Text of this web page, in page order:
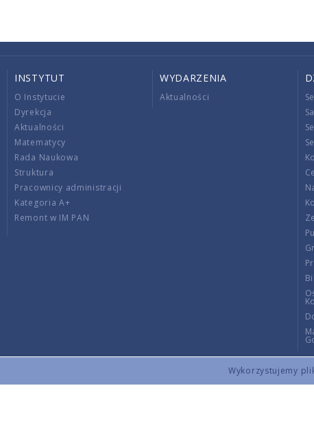
Wykorzystujemy
INSTYTUT
O Instytucie
Dyrekcja
Aktualności
Matematycy
Rada Naukowa
Struktura
Pracownicy administracji
Kategoria A+
Remont w IM PAN
WYDARZENIA
Aktualności